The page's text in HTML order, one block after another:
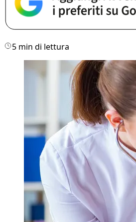
5 min di lettura